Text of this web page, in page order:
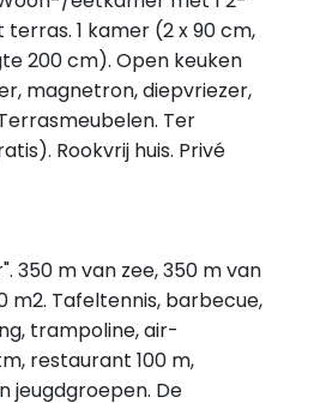
1 kamer (2 x 90 cm,
200 cm). Open keuken
magnetron, diepvriezer,
Ter
Rookvrij huis. Privé
350 m van zee, 350 m van
m2. Tafeltennis, barbecue,
trampoline, air-
restaurant 100 m,
jeugdgroepen. De